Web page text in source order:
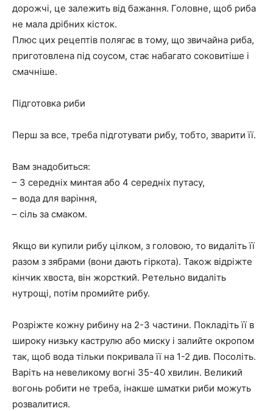
дорожчі, це залежить від бажання. Головне, щоб риба
не мала дрібних кісток.
Плюс цих рецептів полягає в тому, що звичайна риба,
приготовлена під соусом, стає набагато соковитіше і
смачніше.
Підготовка риби
Перш за все, треба підготувати рибу, тобто, зварити її.
Вам знадобиться:
– 3 середніх минтая або 4 середніх путасу,
– вода для варіння,
– сіль за смаком.
Якщо ви купили рибу цілком, з головою, то видаліть її
разом з зябрами (вони дають гіркота). Також відріжте
кінчик хвоста, він жорсткий. Ретельно видаліть
нутрощі, потім промийте рибу.
Розріжте кожну рибину на 2-3 частини. Покладіть її в
широку низьку каструлю або миску і залийте окропом
так, щоб вода тільки покривала її на 1-2 див. Посоліть.
Варіть на невеликому вогні 35-40 хвилин. Великий
вогонь робити не треба, інакше шматки риби можуть
розвалитися.